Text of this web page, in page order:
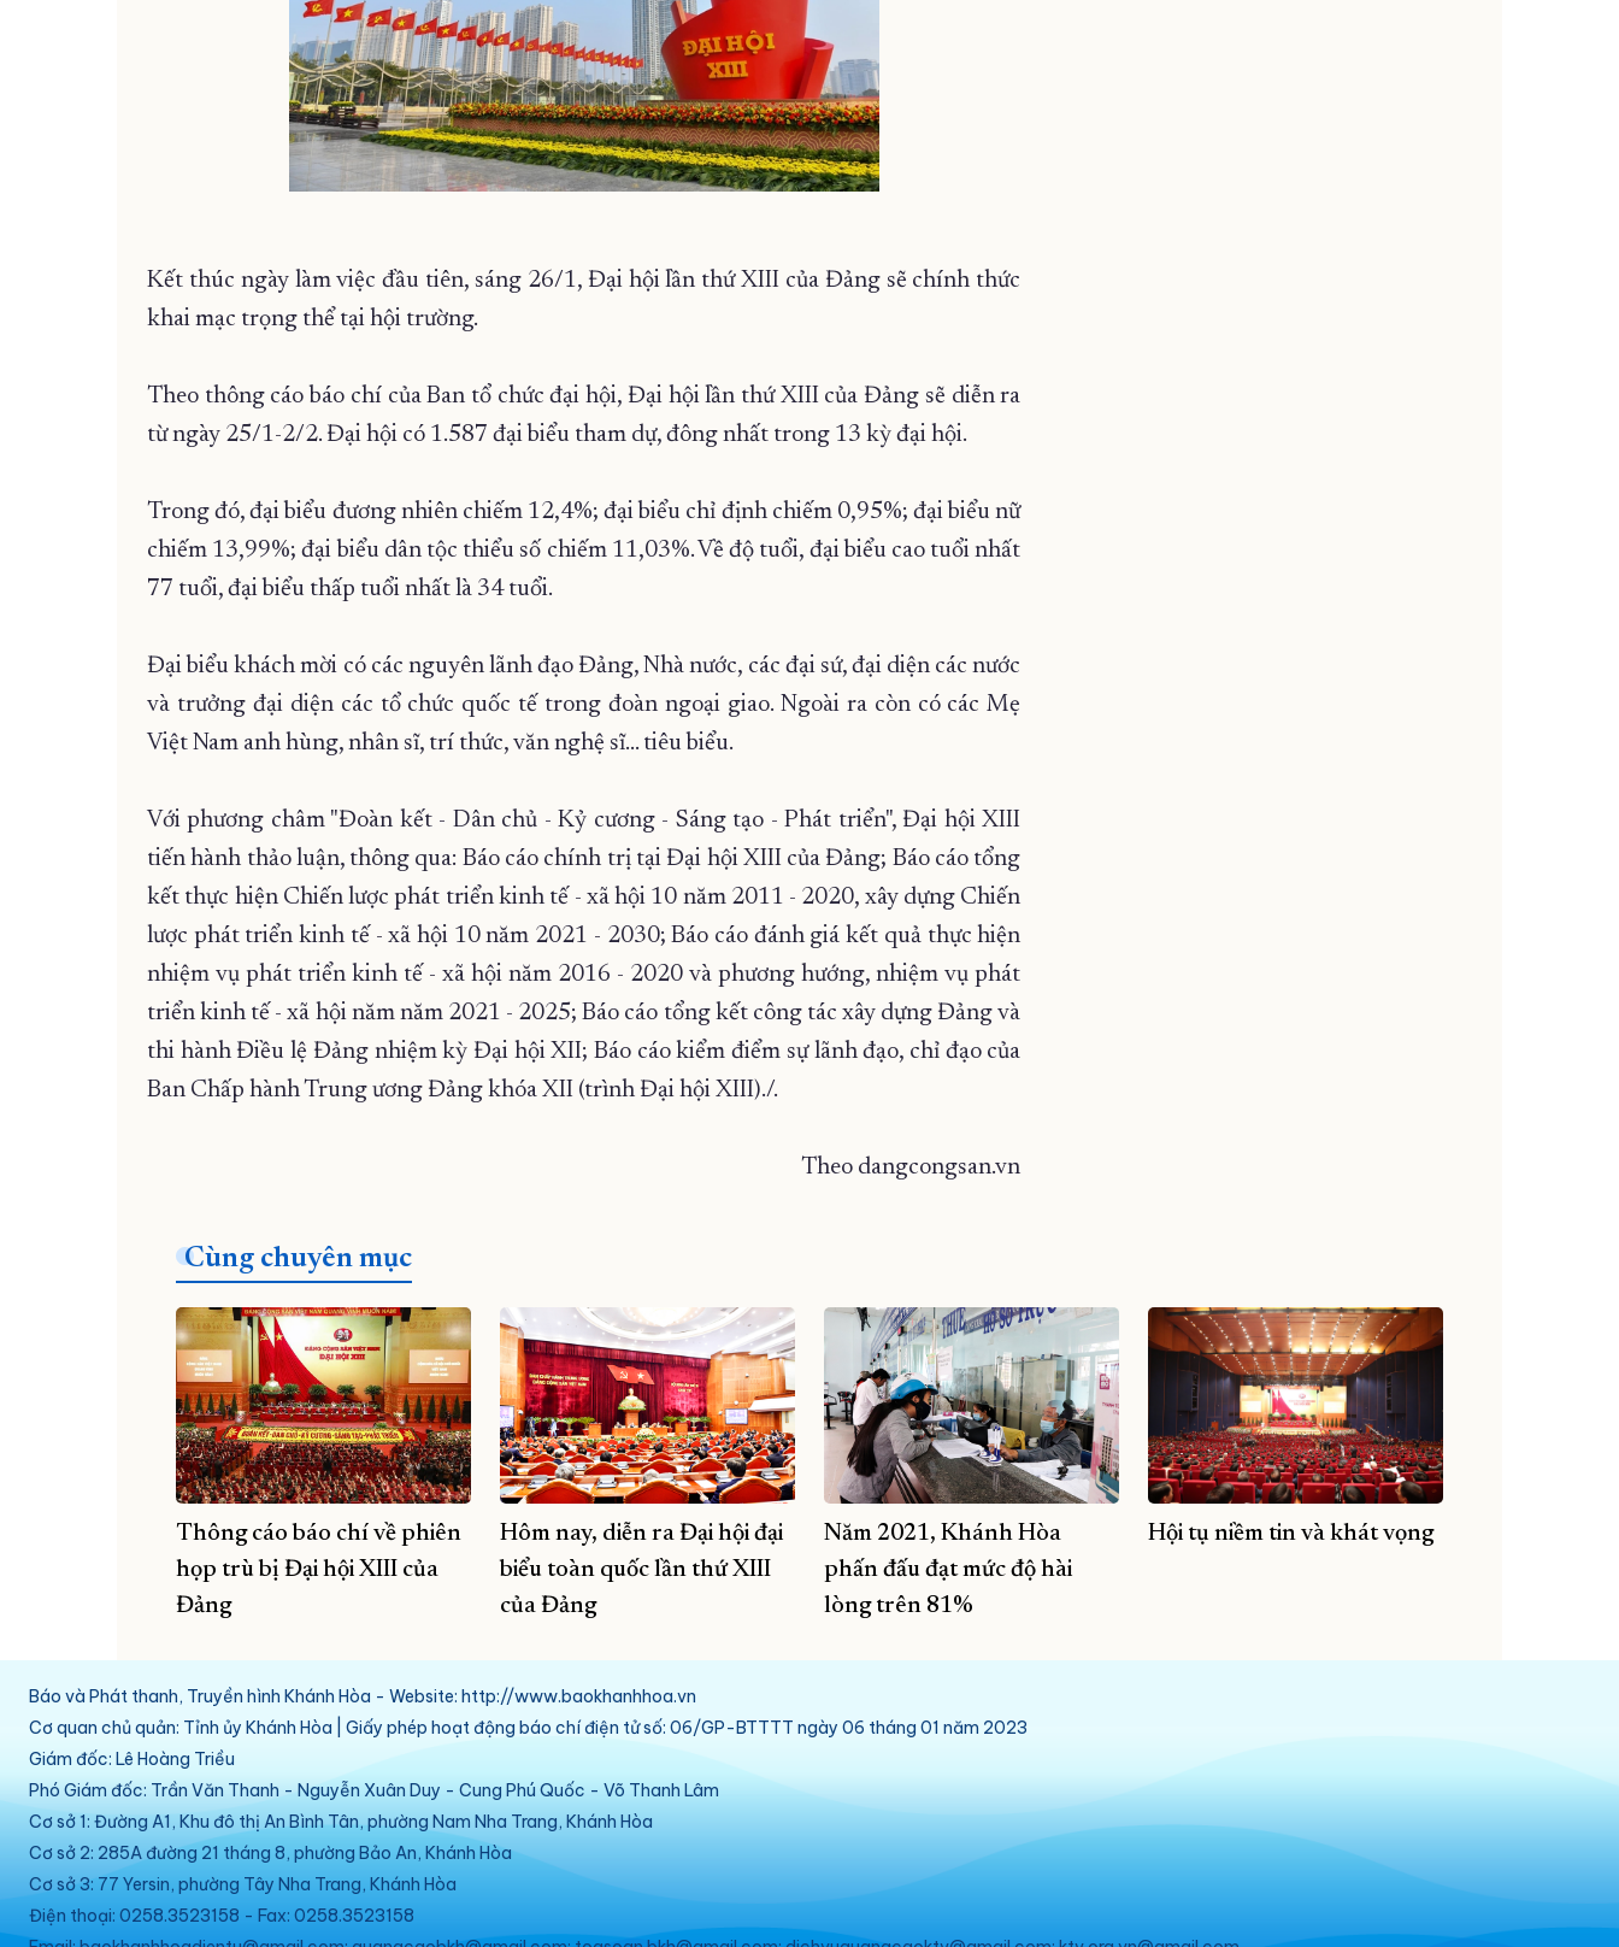
Kết thúc ngày làm việc đầu tiên, sáng 26/1, Đại hội lần thứ XIII của Đảng sẽ chính thức
khai mạc trọng thể tại hội trường.
Theo thông cáo báo chí của Ban tổ chức đại hội, Đại hội lần thứ XIII của Đảng sẽ diễn ra
từ ngày 25/1-2/2. Đại hội có 1.587 đại biểu tham dự, đông nhất trong 13 kỳ đại hội.
Trong đó, đại biểu đương nhiên chiếm 12,4%; đại biểu chỉ định chiếm 0,95%; đại biểu nữ
chiếm 13,99%; đại biểu dân tộc thiểu số chiếm 11,03%. Về độ tuổi, đại biểu cao tuổi nhất
77 tuổi, đại biểu thấp tuổi nhất là 34 tuổi.
Đại biểu khách mời có các nguyên lãnh đạo Đảng, Nhà nước, các đại sứ, đại diện các nước
và trưởng đại diện các tổ chức quốc tế trong đoàn ngoại giao. Ngoài ra còn có các Mẹ
Việt Nam anh hùng, nhân sĩ, trí thức, văn nghệ sĩ… tiêu biểu.
Với phương châm "Đoàn kết - Dân chủ - Kỷ cương - Sáng tạo - Phát triển", Đại hội XIII
tiến hành thảo luận, thông qua: Báo cáo chính trị tại Đại hội XIII của Đảng; Báo cáo tổng
kết thực hiện Chiến lược phát triển kinh tế - xã hội 10 năm 2011 - 2020, xây dựng Chiến
lược phát triển kinh tế - xã hội 10 năm 2021 - 2030; Báo cáo đánh giá kết quả thực hiện
nhiệm vụ phát triển kinh tế - xã hội năm 2016 - 2020 và phương hướng, nhiệm vụ phát
triển kinh tế - xã hội năm năm 2021 - 2025; Báo cáo tổng kết công tác xây dựng Đảng và
thi hành Điều lệ Đảng nhiệm kỳ Đại hội XII; Báo cáo kiểm điểm sự lãnh đạo, chỉ đạo của
Ban Chấp hành Trung ương Đảng khóa XII (trình Đại hội XIII)./.
Theo dangcongsan.vn
Cùng chuyên mục
Thông cáo báo chí về phiên
họp trù bị Đại hội XIII của
Đảng
Hôm nay, diễn ra Đại hội đại
biểu toàn quốc lần thứ XIII
của Đảng
Năm 2021, Khánh Hòa
phấn đấu đạt mức độ hài
lòng trên 81%
Hội tụ niềm tin và khát vọng
Báo và Phát thanh, Truyền hình Khánh Hòa - Website: http://www.baokhanhhoa.vn
Cơ quan chủ quản: Tỉnh ủy Khánh Hòa | Giấy phép hoạt động báo chí điện tử số: 06/GP-BTTTT ngày 06 tháng 01 năm 2023
Giám đốc: Lê Hoàng Triều
Phó Giám đốc: Trần Văn Thanh - Nguyễn Xuân Duy - Cung Phú Quốc - Võ Thanh Lâm
Cơ sở 1: Đường A1, Khu đô thị An Bình Tân, phường Nam Nha Trang, Khánh Hòa
Cơ sở 2: 285A đường 21 tháng 8, phường Bảo An, Khánh Hòa
Cơ sở 3: 77 Yersin, phường Tây Nha Trang, Khánh Hòa
Điện thoại: 0258.3523158 - Fax: 0258.3523158